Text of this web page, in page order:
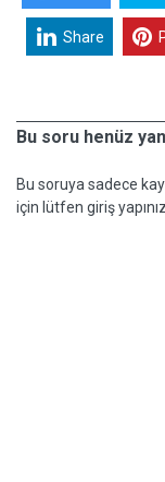
Share
Bu soru henüz
Bu soruya sadece
için lütfen giriş yapınız.